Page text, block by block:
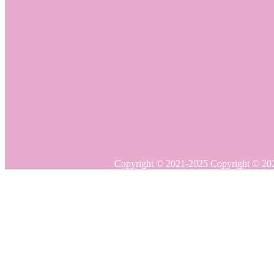
Copyright ©